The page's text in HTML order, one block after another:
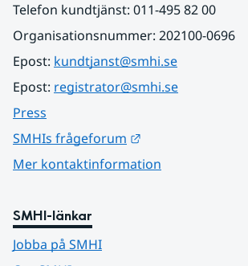
Telefon kundtjänst: 011-495 82 00
Organisationsnummer: 202100-0696
Epost: kundtjanst@smhi.se
Epost: registrator@smhi.se
Press
SMHIs frågeforum
Mer kontaktinformation
SMHI-länkar
Jobba på SMHI